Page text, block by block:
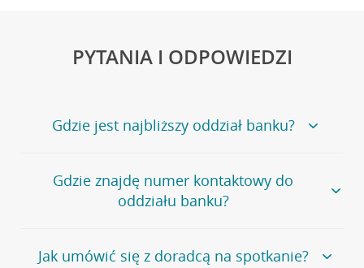
PYTANIA I ODPOWIEDZI
Gdzie jest najbliższy oddział banku?
Jeśli szukasz oddziału naszego banku, zapraszamy na
stronęPlacówki i bankomaty, na której znajduje się
wygodna wyszukiwarka.
oddziałów
Gdzie znajdę numer kontaktowy do
oddziału banku?
Bank Credit Agricole nie udostępnia ogólnego numeru
telefonu do placówki bankowej.
Jak umówić się z doradcą na spotkanie?